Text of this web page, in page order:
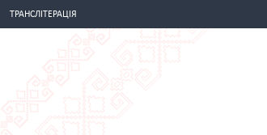
ТРАНСЛІТЕРАЦІЯ